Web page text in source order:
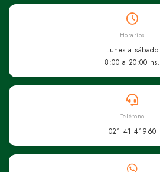
Horarios
Lunes a sábado
8:00 a 20:00 hs.
Teléfono
021 41 41960